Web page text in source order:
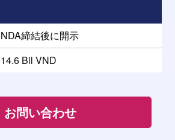
NDA締結後に開示
14.6 Bil VND
お問い合わせ